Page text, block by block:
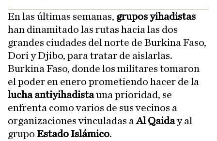
En las últimas semanas, grupos yihadistas
han dinamitado las rutas hacia las dos
grandes ciudades del norte de Burkina Faso,
Dori y Djibo, para tratar de aislarlas.
Burkina Faso, donde los militares tomaron
el poder en enero prometiendo hacer de la
lucha antiyihadistauna prioridad, se
enfrenta como varios de sus vecinos a
organizaciones vinculadas aAl Qaiday al
grupo Estado Islámico.